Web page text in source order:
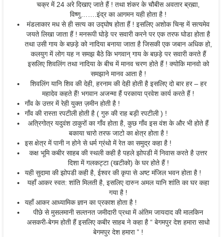
चक्र में 24 अरे दिखाए जाते हैं ! तथा शंकर के चौबीस अवतार ब्रह्मा,
विष्णु…….इंद्र का आगमन यही होता है !
मंडलाकार मध से ही सत्य का उद्घोष होता हैं ! इसलिए अशोक चिन्ह में सत्यमेव
जयते लिखा जाता हैं ! मनरूपी घोड़े पर सवारी करने पर एक तरफ घोडा होता है
तथा उसी गाय के बछड़े को नादिया बनाया जाता है जिसकी एक जबान अधिक हो,
कलयुग में लोग यह न समझ बैठे कि भगवान् गाय के बछड़े पर सवारी करते हैं
इसलिए शिवलिंग तथा नादिया के बीच में मानव चरण होते हैं ! क्योकि मानवो को
समझाने मानव आता है !
शिवलिंग यानि शिव की देही, हरनाम की देही होती है इसलिए दो बार हर – हर
महादेव कहते हैं! भगवान अजन्मा हैं परकाया प्रवेश कार्य करते हैं !
गाँव के उत्तर में रेही युक्त ज़मीन होती है !
गाँव की रास्ता रपटीली होती है ( गुरु की राह बड़ी रपटीली ) !
अत्रिगोत्र यदुवंश ठाकुरों का गाँव होता है, कुछ गाँव इस वंश के और भी होते हैं
बकाया चारो तरफ जाटो का क्षेत्र होता है !
इस क्षेत्र में पानी न होने से धर्म ग्रंथो में रेत का समुद्र कहा है !
कक्ष भूमि कबीर साहब की स्थली कही है पहले झोपडी में निवास करते है उत्तर
दिशा में गलकट्टा (खटीको) के घर होते हैं !
यही सुदामा की झोपडी कही है, ईश्वर की कृपा से अष्ट मंजिल भवन होता है !
यहाँ आकर स्वत: शांति मिलती है, इसलिए दारुन अमल यानि शांति का घर कहा
गया है !
यहाँ आकर आध्यामिक ज्ञान का प्रकाश होता है !
पीछे से मुसलमानी सल्तनत जमीदारी प्रथा में अंतिम जायदाद की मालकिन
असकरी-बेगम होती हैं इसलिए कबीर साहब ने कहा है “ बेगमपुर देश हमारा साधो
बेगमपुर देश हमारा ” !